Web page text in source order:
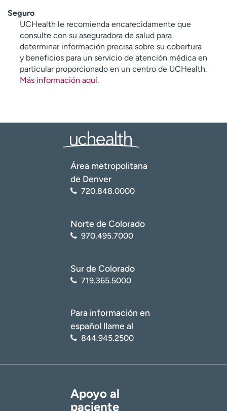
Seguro
UCHealth le recomienda encarecidamente que
consulte con su aseguradora de salud para
determinar información precisa sobre su cobertura
y beneficios para un servicio de atención médica en
particular proporcionado en un centro de UCHealth.
Más información aquí.
Área metropolitana
de Denver
720.848.0000
Norte de Colorado
970.495.7000
Sur de Colorado
719.365.5000
Para información en
español llame al
844.945.2500
Apoyo al
paciente